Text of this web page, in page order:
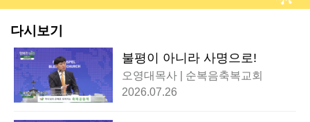
다시보기
불평이 아니라 사명으로!
오영대목사 | 순복음축복교회
2026.07.26